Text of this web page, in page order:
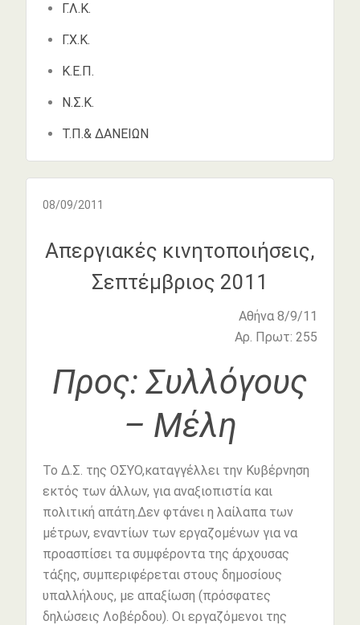
Γ.Λ.Κ.
Γ.Χ.Κ.
Κ.Ε.Π.
Ν.Σ.Κ.
Τ.Π.& ΔΑΝΕΙΩΝ
08/09/2011
Απεργιακές κινητοποιήσεις,
Σεπτέμβριος 2011
Αθήνα 8/9/11
Αρ. Πρωτ: 255
Προς: Συλλόγους
– Μέλη
Το Δ.Σ. της ΟΣΥΟ,καταγγέλλει την Κυβέρνηση
εκτός των άλλων, για αναξιοπιστία και
πολιτική απάτη.Δεν φτάνει η λαίλαπα των
μέτρων, εναντίων των εργαζομένων για να
προασπίσει τα συμφέροντα της άρχουσας
τάξης, συμπεριφέρεται στους δημοσίους
υπαλλήλους, με απαξίωση (πρόσφατες
δηλώσεις Λοβέρδου). Οι εργαζόμενοι της